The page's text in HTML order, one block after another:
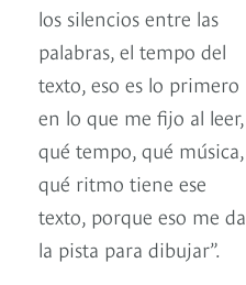
los silencios entre las
palabras, el tempo del
texto, eso es lo primero
en lo que me fijo al leer,
qué tempo, qué música,
qué ritmo tiene ese
texto, porque eso me da
la pista para dibujar”.